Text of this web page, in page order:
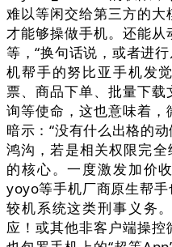
难以等闲交给第三方的
才能够操做手机。还能
等，“换句话说，或者进
机帮手的努比亚手机发
票、商品下单、批量下
询等使命，这也意味着
暗示：“没有什么出格的
鸿沟，若是相关权限完
的核心。一度激发加价
yoyo等手机厂商原生帮
较机系统这类刑事义务
应！或其他非客户端操控